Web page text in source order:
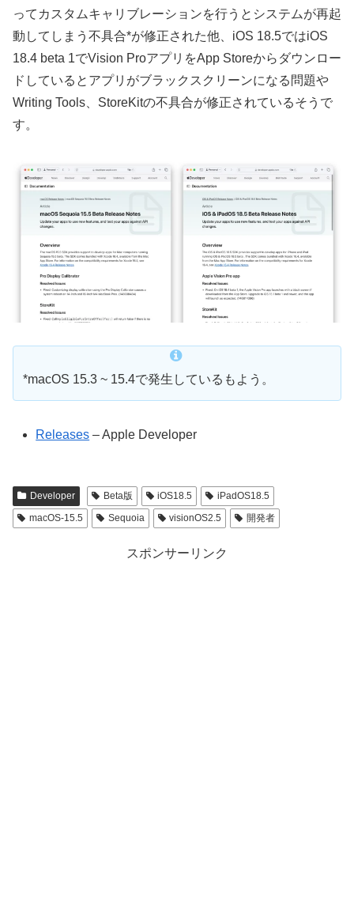
ってカスタムキャリブレーションを行うとシステムが再起
動してしまう不具合*が修正された他、iOS 18.5ではiOS
18.4 beta 1でVision ProアプリをApp Storeからダウンロー
ドしているとアプリがブラックスクリーンになる問題や
Writing Tools、StoreKitの不具合が修正されているそうで
す。
*macOS 15.3 ~ 15.4で発生しているもよう。
Releases – Apple Developer
Developer Beta版 iOS18.5
iPadOS18.5
macOS-15.5
Sequoia visionOS2.5 開発者
スポンサーリンク